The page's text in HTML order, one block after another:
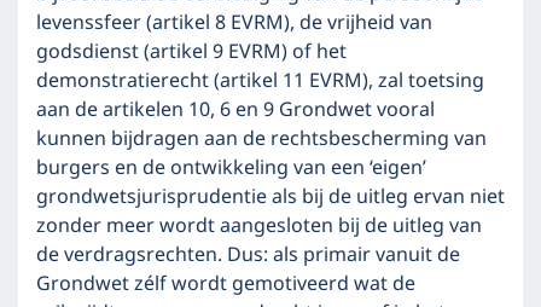
levenssfeer (artikel 8 EVRM), de vrijheid van
godsdienst (artikel 9 EVRM) of het
demonstratierecht (artikel 11 EVRM), zal toetsing
aan de artikelen 10, 6 en 9 Grondwet vooral
kunnen bijdragen aan de rechtsbescherming van
burgers en de ontwikkeling van een ‘eigen’
grondwetsjurisprudentie als bij de uitleg ervan niet
zonder meer wordt aangesloten bij de uitleg van
de verdragsrechten. Dus: als primair vanuit de
Grondwet zélf wordt gemotiveerd wat de